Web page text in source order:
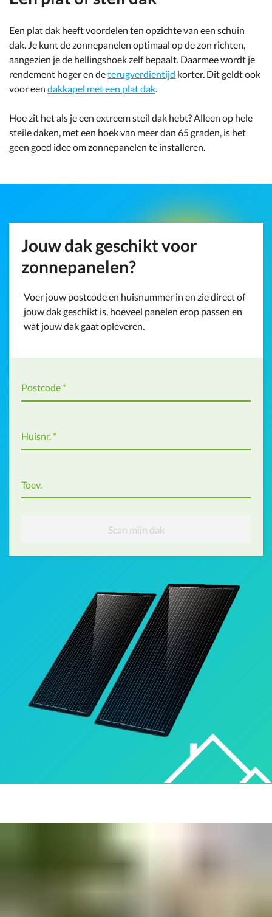
Een plat dak heeft voordelen ten opzichte van een schuin
dak. Je kunt de zonnepanelen optimaal op de zon richten,
aangezien je de hellingshoek zelf bepaalt. Daarmee wordt je
rendement hoger en deterugverdientijd korter. Dit geldt ook
voor een dakkapel met een plat dak
Hoe zit het als je een extreem steil dak hebt? Alleen op hele
steile daken, met een hoek van meer dan 65 graden, is het
geen goed idee om zonnepanelen te installeren.
Jouw dak geschikt voor
zonnepanelen?
Voer jouw postcode en huisnummer in en zie direct of
jouw dak geschikt is, hoeveel panelen erop passen en
wat jouw dak gaat opleveren.
Postcode *
Huisnr. *
Toev.
Scan mijn dak